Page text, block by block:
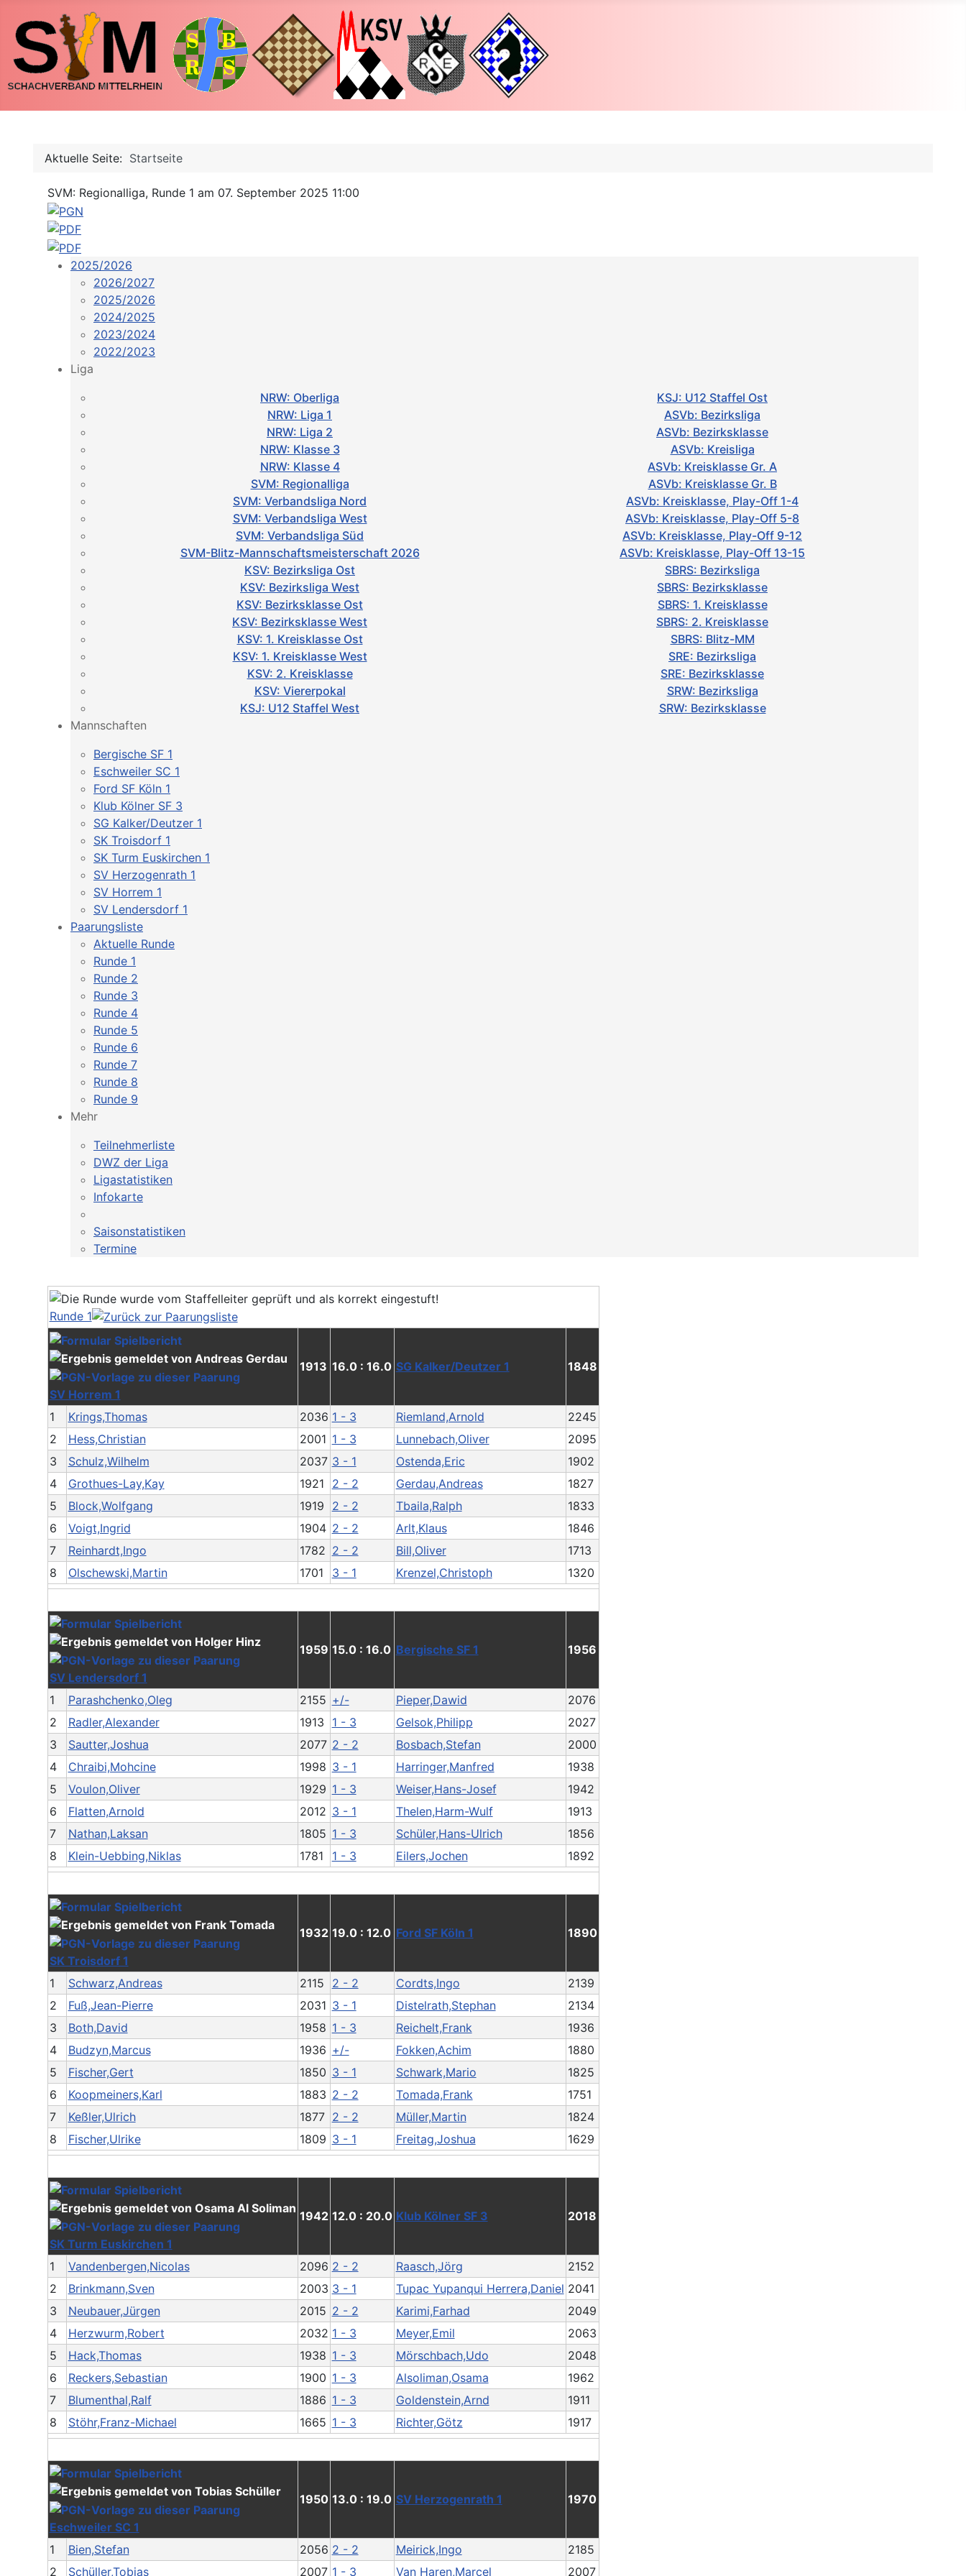
Aktuelle Seite: Startseite
SVM: Regionalliga, Runde 1 am 07. September 2025 11:00
2025/2026
2026/2027
2025/2026
2024/2025
2023/2024
2022/2023
Liga
NRW: Oberliga
KSJ: U12 Staffel Ost
NRW: Liga 1
ASVb: Bezirksliga
NRW: Liga 2
ASVb: Bezirksklasse
NRW: Klasse 3
ASVb: Kreisliga
NRW: Klasse 4
ASVb: Kreisklasse Gr. A
SVM: Regionalliga
ASVb: Kreisklasse Gr. B
SVM: Verbandsliga Nord
ASVb: Kreisklasse, Play-Off 1-4
SVM: Verbandsliga West
ASVb: Kreisklasse, Play-Off 5-8
SVM: Verbandsliga Süd
ASVb: Kreisklasse, Play-Off 9-12
SVM-Blitz-Mannschaftsmeisterschaft 2026
ASVb: Kreisklasse, Play-Off 13-15
KSV: Bezirksliga Ost
SBRS: Bezirksliga
KSV: Bezirksliga West
SBRS: Bezirksklasse
KSV: Bezirksklasse Ost
SBRS: 1. Kreisklasse
KSV: Bezirksklasse West
SBRS: 2. Kreisklasse
KSV: 1. Kreisklasse Ost
SBRS: Blitz-MM
KSV: 1. Kreisklasse West
SRE: Bezirksliga
KSV: 2. Kreisklasse
SRE: Bezirksklasse
KSV: Viererpokal
SRW: Bezirksliga
KSJ: U12 Staffel West
SRW: Bezirksklasse
Mannschaften
Bergische SF 1
Eschweiler SC 1
Ford SF Köln 1
Klub Kölner SF 3
SG Kalker/Deutzer 1
SK Troisdorf 1
SK Turm Euskirchen 1
SV Herzogenrath 1
SV Horrem 1
SV Lendersdorf 1
Paarungsliste
Aktuelle Runde
Runde 1
Runde 2
Runde 3
Runde 4
Runde 5
Runde 6
Runde 7
Runde 8
Runde 9
Mehr
Teilnehmerliste
DWZ der Liga
Ligastatistiken
Infokarte
Saisonstatistiken
Termine
Runde 1
SV Horrem 1
1913 16.0 : 16.0 SG Kalker/Deutzer 1 1848
1 Krings,Thomas 2036 1 - 3 Riemland,Arnold
2245
2
Hess,Christian 2001 1 - 3 Lunnebach,Oliver
2095
3
Schulz,Wilhelm 2037 3 - 1 Ostenda,Eric
1902
4
Grothues-Lay,Kay 1921 2 - 2 Gerdau,Andreas
1827
5
Block,Wolfgang 1919 2 - 2 Tbaila,Ralph
1833
6
Voigt,Ingrid 1904 2 - 2 Arlt,Klaus
1846
7
Reinhardt,Ingo 1782 2 - 2 Bill,Oliver
1713
8
Olschewski,Martin 1701 3 - 1 Krenzel,Christoph 1320
SV Lendersdorf 1
1959 15.0 : 16.0 Bergische SF 1 1956
1 Parashchenko,Oleg 2155 +/- Pieper,Dawid
2076
2
Radler,Alexander 1913 1 - 3 Gelsok,Philipp
2027
3
Sautter,Joshua 2077 2 - 2 Bosbach,Stefan
2000
4
Chraibi,Mohcine 1998 3 - 1 Harringer,Manfred
1938
5
Voulon,Oliver 1929 1 - 3 Weiser,Hans-Josef
1942
6
Flatten,Arnold 2012 3 - 1 Thelen,Harm-Wulf
1913
7
Nathan,Laksan 1805 1 - 3 Schüler,Hans-Ulrich
1856
8
Klein-Uebbing,Niklas 1781 1 - 3 Eilers,Jochen 1892
SK Troisdorf 1
1932 19.0 : 12.0 Ford SF Köln 1 1890
1 Schwarz,Andreas 2115 2 - 2 Cordts,Ingo
2139
2
Fuß,Jean-Pierre 2031 3 - 1 Distelrath,Stephan
2134
3
Both,David 1958 1 - 3 Reichelt,Frank
1936
4
Budzyn,Marcus 1936 +/- Fokken,Achim
1880
5
Fischer,Gert 1850 3 - 1 Schwark,Mario
1825
6
Koopmeiners,Karl 1883 2 - 2 Tomada,Frank
1751
7
Keßler,Ulrich 1877 2 - 2 Müller,Martin
1824
8
Fischer,Ulrike 1809 3 - 1 Freitag,Joshua 1629
SK Turm Euskirchen 1
1942 12.0 : 20.0 Klub Kölner SF 3 2018
1 Vandenbergen,Nicolas 2096 2 - 2 Raasch,Jörg
2152
2
Brinkmann,Sven 2003 3 - 1 Tupac Yupanqui Herrera,Daniel 2041
3
Neubauer,Jürgen 2015 2 - 2 Karimi,Farhad
2049
4
Herzwurm,Robert 2032 1 - 3 Meyer,Emil
2063
5
Hack,Thomas 1938 1 - 3 Mörschbach,Udo
2048
6
Reckers,Sebastian 1900 1 - 3 Alsoliman,Osama
1962
7
Blumenthal,Ralf 1886 1 - 3 Goldenstein,Arnd
1911
8
Stöhr,Franz-Michael 1665 1 - 3 Richter,Götz 1917
Eschweiler SC 1
1950 13.0 : 19.0 SV Herzogenrath 1 1970
1 Bien,Stefan 2056 2 - 2 Meirick,Ingo
2185
2
Schüller,Tobias 2007 1 - 3 Van Haren,Marcel 2007